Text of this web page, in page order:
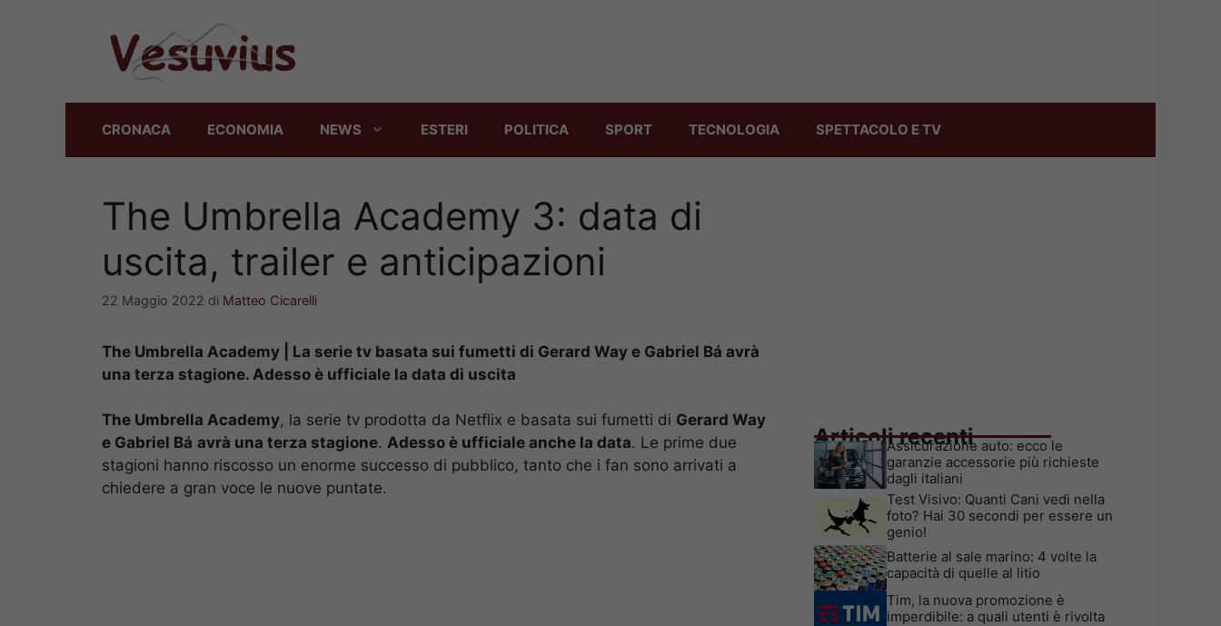
CRONACA ECONOMIA NEWS ESTERI POLITICA SPORT TECNOLOGIA SPETTACOLO E TV
The Umbrella Academy 3: data di
uscita, trailer e anticipazioni
22 Maggio 2022 di Matteo Cicarelli
The Umbrella Academy | La serie tv basata sui fumetti di Gerard Way e Gabriel Bá avrà
una terza stagione. Adesso è ufficiale la data di uscita
The Umbrella Academy, la serie tv prodotta da Netflix e basata sui fumetti di Gerard Way
e Gabriel Bá avrà una terza stagione. Adesso è ufficiale anche la data. Le prime due
stagioni hanno riscosso un enorme successo di pubblico, tanto che i fan sono arrivati a
chiedere a gran voce le nuove puntate.
Articoli recenti
Assicurazione auto: ecco le
garanzie accessorie più richieste
dagli italiani
Test Visivo: Quanti Cani vedi nella
foto? Hai 30 secondi per essere un
genio!
Batterie al sale marino: 4 volte la
capacità di quelle al litio
Tim, la nuova promozione è
imperdibile: a quali utenti è rivolta